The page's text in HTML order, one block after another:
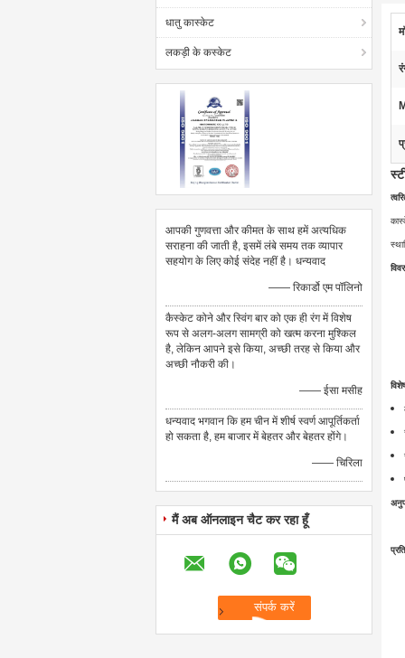
धातु कास्केट
लकड़ी के कस्केट
आपकी गुणवत्ता और कीमत के साथ हमें अत्यधिक
सराहना की जाती है, इसमें लंबे समय तक व्यापार
सहयोग के लिए कोई संदेह नहीं है। धन्यवाद
—— रिकार्डो एम पॉलिनो
कैस्केट कोने और स्विंग बार को एक ही रंग में विशेष
रूप से अलग-अलग सामग्री को खत्म करना मुश्किल
है, लेकिन आपने इसे किया, अच्छी तरह से किया और
अच्छी नौकरी की।
—— ईसा मसीह
धन्यवाद भगवान कि हम चीन में शीर्ष स्वर्ण आपूर्तिकर्ता
हो सकता है, हम बाजार में बेहतर और बेहतर होंगे।
—— चिरिला
मैं अब ऑनलाइन चैट कर रहा हूँ